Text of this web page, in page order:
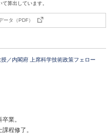
算出しています。
ータ（PDF）
／内閣府 上席科学技術政策フェロー
業。
程修了。